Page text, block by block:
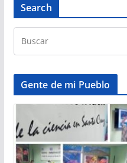
Search
Gente de mi Pueblo